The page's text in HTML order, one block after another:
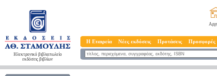
Ηλεκτρονικό βιβλιοπωλείο
εκδόσεις βιβλίων
Η Εταιρεία Νέες εκδόσεις Προτάσεις Προσφορές